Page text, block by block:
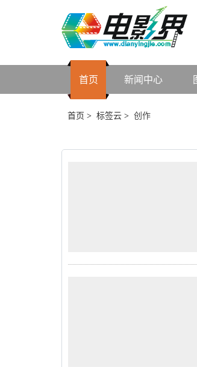
首页 新闻中心
首页 > 标签云 > 创作